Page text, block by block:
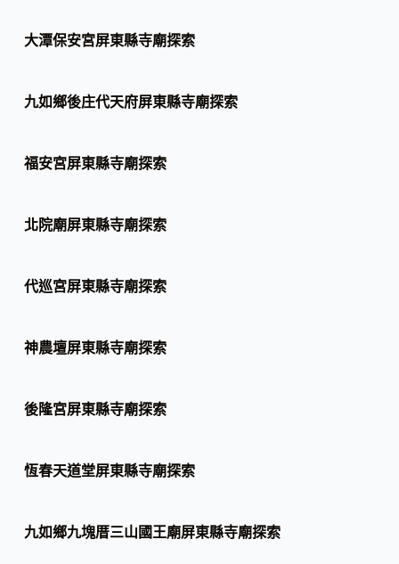
大潭保安宮屏東縣寺廟探索
九如鄉後庄代天府屏東縣寺廟探索
福安宮屏東縣寺廟探索
北院廟屏東縣寺廟探索
代巡宮屏東縣寺廟探索
神農壇屏東縣寺廟探索
後隆宮屏東縣寺廟探索
恆春天道堂屏東縣寺廟探索
九如鄉九塊厝三山國王廟屏東縣寺廟探索